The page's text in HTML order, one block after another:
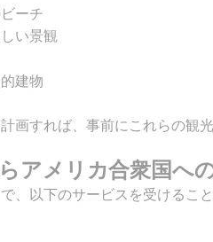
ーチ
い景観
建物
画すれば、事前にこれらの観
アメリカ合衆国へ
、以下のサービスを受けるこ